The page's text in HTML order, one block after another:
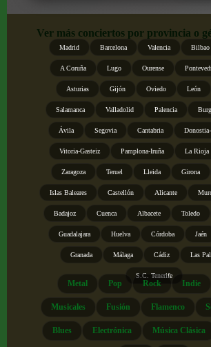
Ver más conciertos por provincia o
Madrid Barcelona Valencia Bilbao
A Coruña Lugo Ourense
Asturias Gijón Oviedo León
Salamanca Valladolid Palencia
Ávila Segovia Cantabria
Vitoria-Gasteiz Pamplona-Iruña La Rioja
Zaragoza Teruel Lleida Girona
Islas Baleares Castellón Alicante
Badajoz Cuenca Albacete Toledo
Guadalajara Huelva Córdoba Jaén
Granada Málaga Cádiz Las
S.C. Tenerife
Metal Pop Rock Indie
Musicales Fusión Flamenco
Blues Electrónica Música Clásica